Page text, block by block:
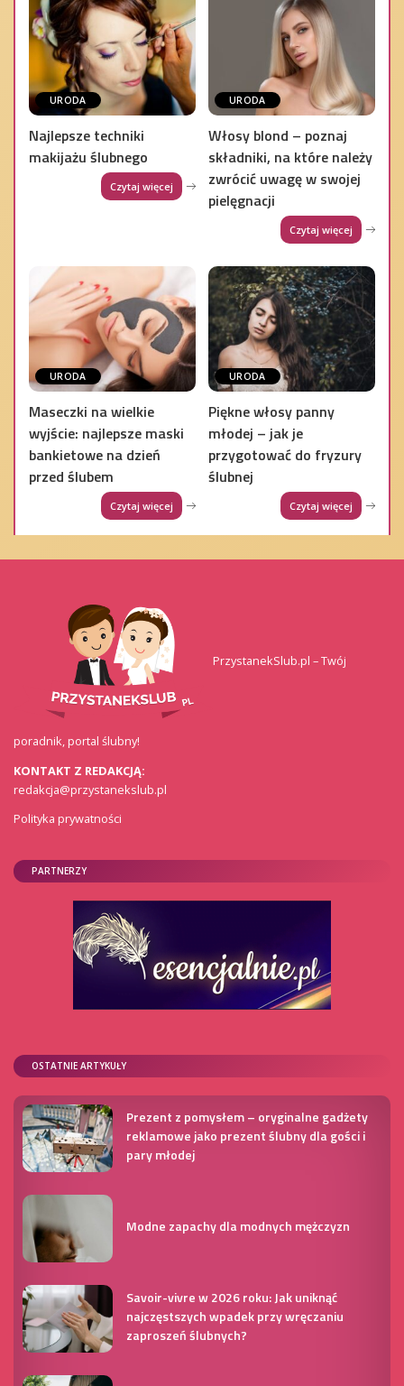
URODA
Najlepsze techniki
makijażu ślubnego
Czytaj więcej
URODA
Włosy blond – poznaj
składniki, na które należy
zwrócić uwagę w swojej
pielęgnacji
Czytaj więcej
URODA
Maseczki na wielkie
wyjście: najlepsze maski
bankietowe na dzień
przed ślubem
Czytaj więcej
URODA
Piękne włosy panny
młodej – jak je
przygotować do fryzury
ślubnej
Czytaj więcej
PrzystanekSlub.pl – Twój
poradnik, portal ślubny!
KONTAKT Z REDAKCJĄ:
redakcja@przystanekslub.pl
Polityka prywatności
PARTNERZY
OSTATNIE ARTYKUŁY
Prezent z pomysłem – oryginalne gadżety
reklamowe jako prezent ślubny dla gości i
pary młodej
Modne zapachy dla modnych mężczyzn
Savoir-vivre w 2026 roku: Jak uniknąć
najczęstszych wpadek przy wręczaniu
zaproszeń ślubnych?